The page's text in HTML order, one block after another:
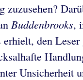
zuzusehen?
Buddenbrooks,
den Leser
Unsicherheit